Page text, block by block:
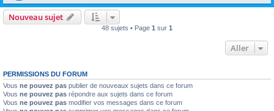
Nouveau sujet
48 sujets • Page 1 sur 1
Aller
PERMISSIONS DU FORUM
Vous ne pouvez pas publier de nouveaux sujets dans ce forum
Vous ne pouvez pas répondre aux sujets dans ce forum
Vous ne pouvez pas modifier vos messages dans ce forum